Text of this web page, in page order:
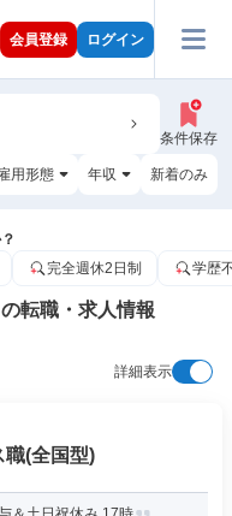
会員登録 ログイン
条件保存
用形態 年収 新着のみ
完全週休2日制 学歴
転職・求人情報
詳細表示
職(全国型)